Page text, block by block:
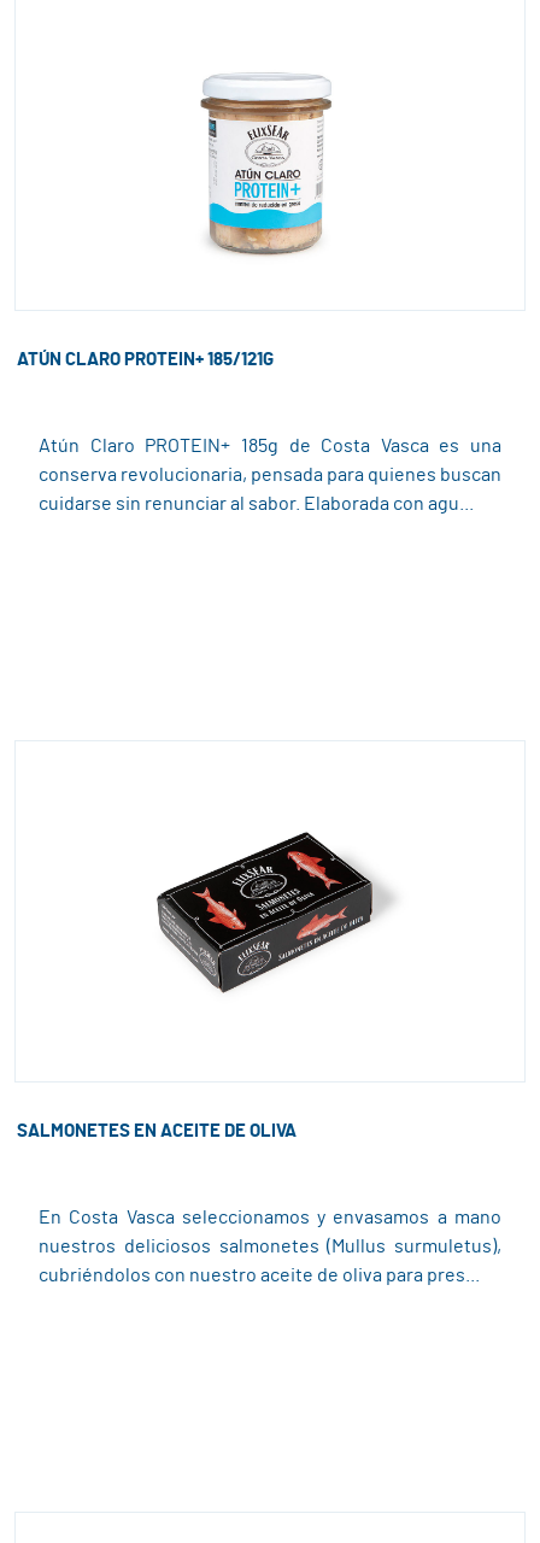
ATÚN CLARO PROTEIN+ 185/121G
Atún Claro PROTEIN+ 185g de Costa Vasca es una
conserva revolucionaria, pensada para quienes buscan
cuidarse sin renunciar al sabor. Elaborada con agu...
SALMONETES EN ACEITE DE OLIVA
En Costa Vasca seleccionamos y envasamos a mano
nuestros deliciosos salmonetes (Mullus surmuletus),
cubriéndolos con nuestro aceite de oliva para pres...